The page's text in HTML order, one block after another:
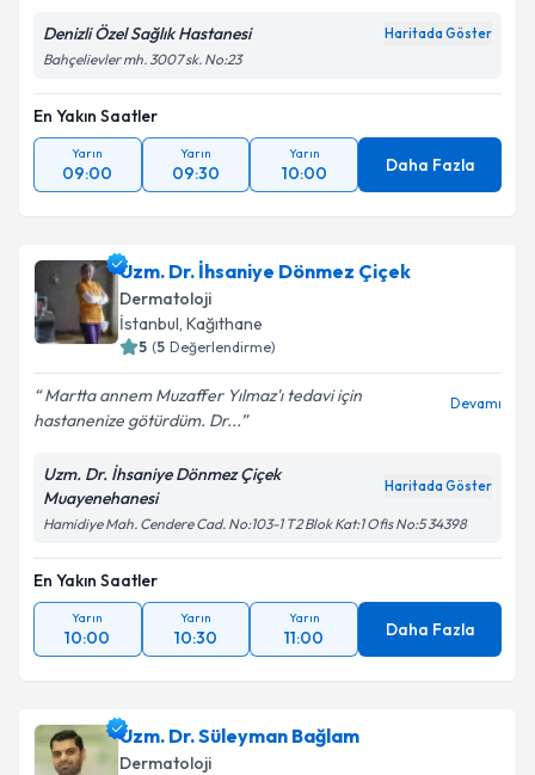
Denizli Özel Sağlık Hastanesi Haritada Göster
Bahçelievler mh. 3007 sk. No:23
En Yakın Saatler
Yarın
09:00
Yarın
09:30
Yarın
10:00 Daha Fazla
Uzm. Dr. İhsaniye Dönmez Çiçek
Dermatoloji
İstanbul, Kağıthane
5 (5 Değerlendirme)
Martta annem Muzaffer Yılmaz'ı tedavi için
hastanenize götürdüm. Dr...
Devamı
Uzm. Dr. İhsaniye Dönmez Çiçek
Muayenehanesi
Haritada Göster
Hamidiye Mah. Cendere Cad. No:103-1 T2 Blok Kat:1 Ofis No:5 34398
En Yakın Saatler
Yarın
10:00
Yarın
10:30
Yarın
11:00 Daha Fazla
Uzm. Dr. Süleyman Bağlam
Dermatoloji